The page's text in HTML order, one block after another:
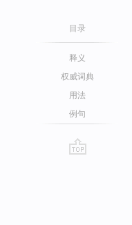
目录
释义
权威词典
用法
例句